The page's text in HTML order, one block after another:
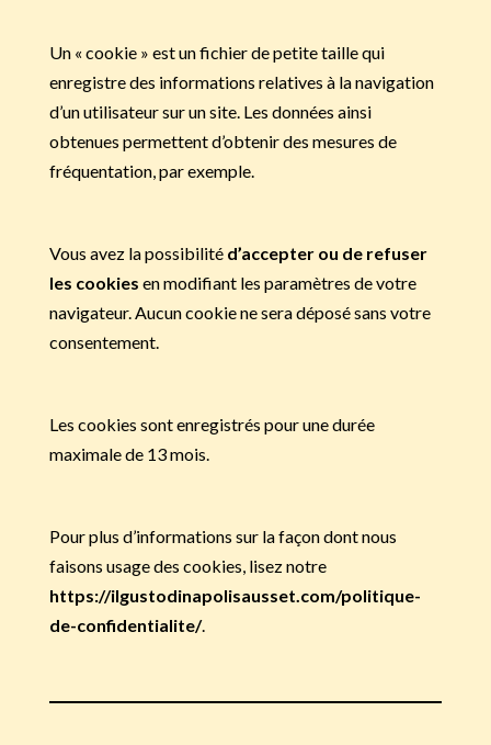
Un « cookie » est un fichier de petite taille qui
enregistre des informations relatives à la navigation
d’un utilisateur sur un site. Les données ainsi
obtenues permettent d’obtenir des mesures de
fréquentation, par exemple.
Vous avez la possibilité d’accepter ou de refuser
les cookies en modifiant les paramètres de votre
navigateur. Aucun cookie ne sera déposé sans votre
consentement.
Les cookies sont enregistrés pour une durée
maximale de 13 mois.
Pour plus d’informations sur la façon dont nous
faisons usage des cookies, lisez notre
https://ilgustodinapolisausset.com/politique-
de-confidentialite/.